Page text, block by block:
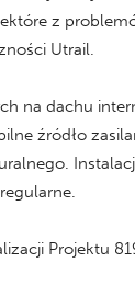
z
Utrail.
na dachu
źródło
Projektu